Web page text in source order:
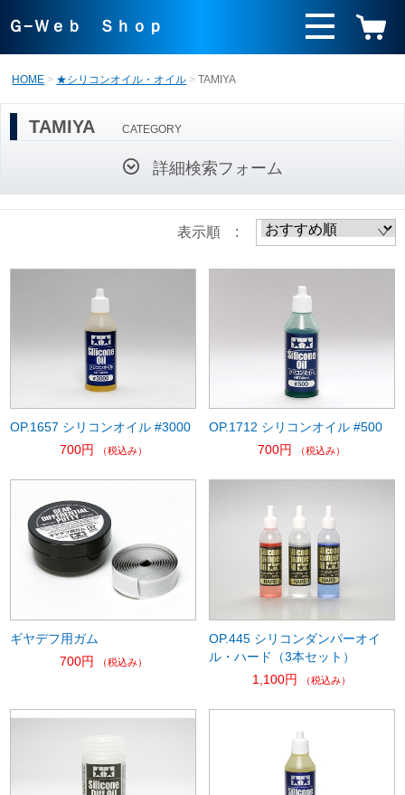
Ｇ−Ｗｅｂ Ｓｈｏｐ
HOME ★シリコンオイル・オイル TAMIYA
TAMIYA CATEGORY
詳細検索フォーム
表示順 :
OP.1657 シリコンオイル #3000
700円
（税込み）
OP.1712 シリコンオイル #500
700円
（税込み）
ギヤデフ用ガム
700円
（税込み）
OP.445 シリコンダンパーオイ
ル・ハード（3本セット）
1,100円
（税込み）